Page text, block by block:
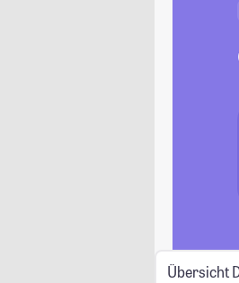
Übersicht